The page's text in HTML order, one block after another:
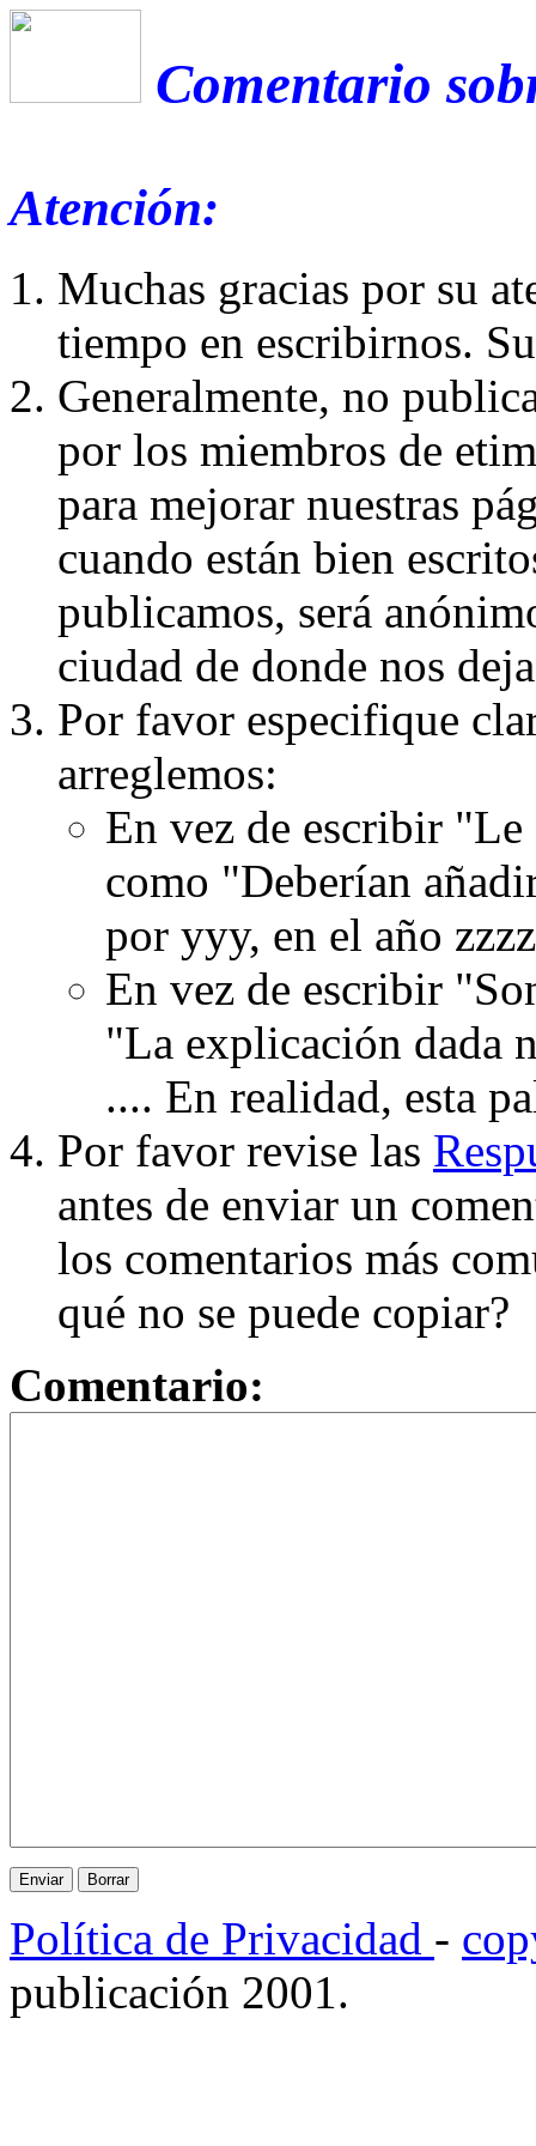
Comentario
Atención:
Muchas gracias por su
tiempo en escribirnos.
Generalmente, no
por los miembros de
para mejorar nuestras
cuando están bien
publicamos, será
ciudad de donde nos
Por favor especifique
arreglemos:
En vez de escribir
como "Deberían
por yyy, en el año
En vez de escribir
"La explicación dada
.... En realidad, esta
Por favor revise las
antes de enviar un
los comentarios más
qué no se puede copiar?
Comentario:
Política de Privacidad -
publicación 2001.